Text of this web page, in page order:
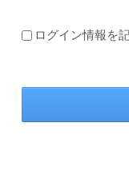
ログイン情報を